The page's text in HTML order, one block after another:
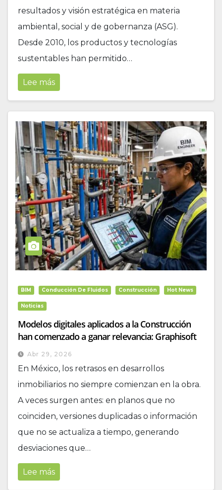
resultados y visión estratégica en materia
ambiental, social y de gobernanza (ASG).
Desde 2010, los productos y tecnologías
sustentables han permitido…
Lee más
BIM Conducción De Fluidos Construcción Hot News
Noticias
Modelos digitales aplicados a la Construcción
han comenzado a ganar relevancia: Graphisoft
Abr 29, 2026
En México, los retrasos en desarrollos
inmobiliarios no siempre comienzan en la obra.
A veces surgen antes: en planos que no
coinciden, versiones duplicadas o información
que no se actualiza a tiempo, generando
desviaciones que…
Lee más